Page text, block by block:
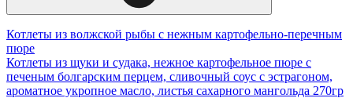
Котлеты из волжской рыбы с нежным картофельно-перечным
пюре
Котлеты из щуки и судака, нежное картофельное пюре с
печеным болгарским перцем, сливочный соус с эстрагоном,
ароматное укропное масло, листья сахарного мангольда 270гр